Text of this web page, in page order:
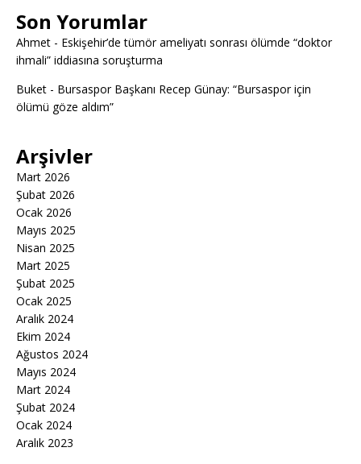
Son Yorumlar
Ahmet - Eskişehir’de tümör ameliyatı sonrası ölümde “doktor
ihmali” iddiasına soruşturma
Buket - Bursaspor Başkanı Recep Günay: “Bursaspor için
ölümü göze aldım”
Arşivler
Mart 2026
Şubat 2026
Ocak 2026
Mayıs 2025
Nisan 2025
Mart 2025
Şubat 2025
Ocak 2025
Aralık 2024
Ekim 2024
Ağustos 2024
Mayıs 2024
Mart 2024
Şubat 2024
Ocak 2024
Aralık 2023